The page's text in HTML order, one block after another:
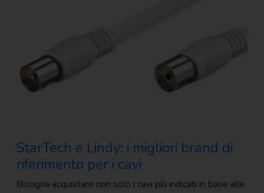
StarTech e Lindy: i migliori brand di
riferimento per i cavi
Bisogna acquistare non solo i cavi più indicati in base alle